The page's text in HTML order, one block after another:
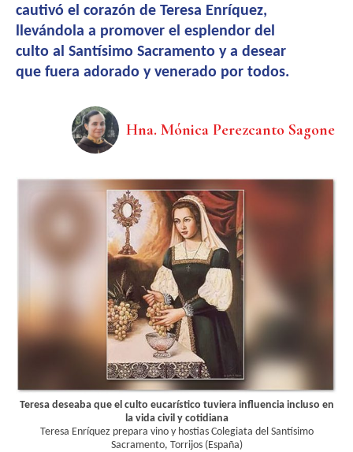
cautivó el corazón de Teresa Enríquez,
llevándola a promover el esplendor del
culto al Santísimo Sacramento y a desear
que fuera adorado y venerado por todos.
Hna. Mónica Perezcanto Sagone
Teresa deseaba que el culto eucarístico tuviera influencia incluso en
la vida civil y cotidiana
Teresa Enríquez prepara vino y hostias Colegiata del Santísimo
Sacramento, Torrijos (España)